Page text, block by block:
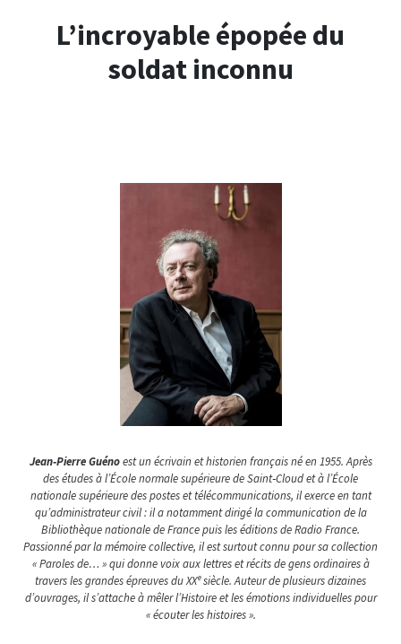
L’incroyable épopée du
soldat inconnu
Jean‑Pierre Guénoest un écrivain et historien français né en 1955. Après
des études à l’École normale supérieure de Saint‑Cloud et à l’École
nationale supérieure des postes et télécommunications, il exerce en tant
qu’administrateur civil : il a notamment dirigé la communication de la
Bibliothèque nationale de France puis les éditions de Radio France.
Passionné par la mémoire collective, il est surtout connu pour sa collection
« Paroles de… » qui donne voix aux lettres et récits de gens ordinaires à
travers les grandes épreuves du XXᵉ siècle. Auteur de plusieurs dizaines
d’ouvrages, il s’attache à mêler l’Histoire et les émotions individuelles pour
« écouter les histoires ».